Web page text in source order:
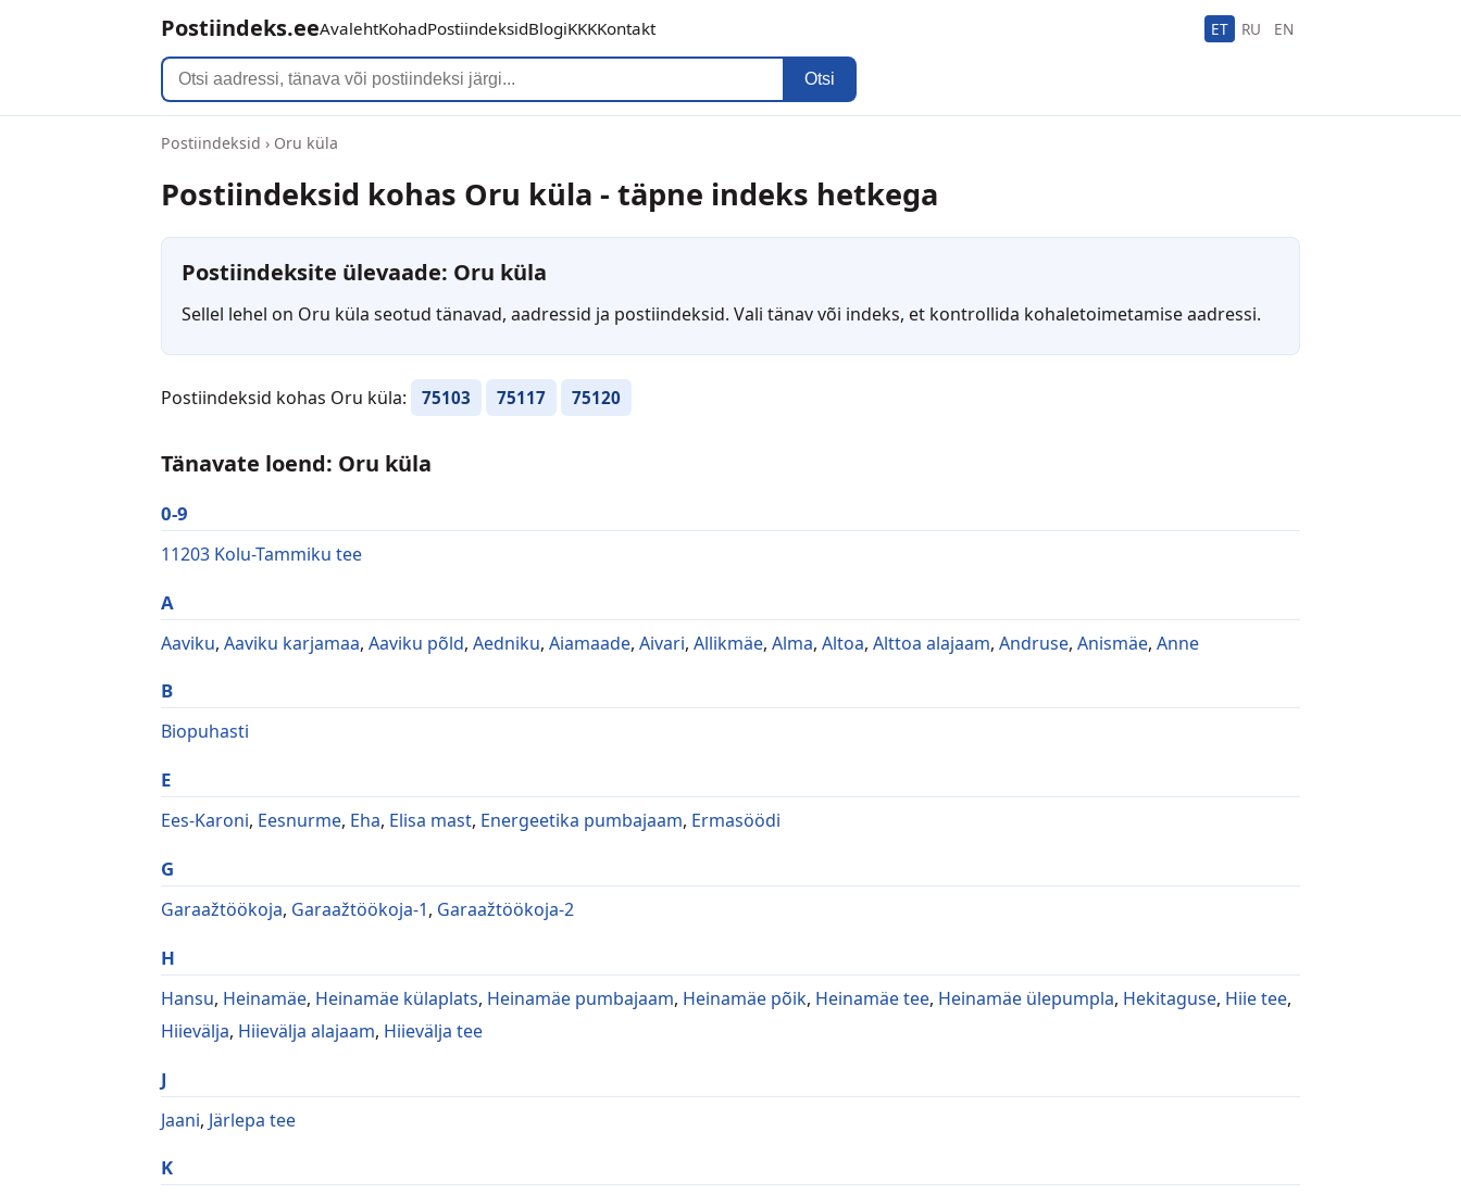
Postiindeks.eeAvalehtKohadPostiindeksidBlogiKKKKontakt ET RU EN
Otsi
Postiindeksid › Oru küla
Postiindeksid kohas Oru küla - täpne indeks hetkega
Postiindeksite ülevaade: Oru küla
Sellel lehel on Oru küla seotud tänavad, aadressid ja postiindeksid. Vali tänav või indeks, et kontrollida kohaletoimetamise aadressi.
Postiindeksid kohas Oru küla: 75103 75117 75120
Tänavate loend: Oru küla
0-9
11203 Kolu-Tammiku tee
A
Aaviku, Aaviku karjamaa, Aaviku põld, Aedniku, Aiamaade, Aivari, Allikmäe, Alma, Altoa, Alttoa alajaam, Andruse, Anismäe, Anne
B
Biopuhasti
E
Ees-Karoni, Eesnurme, Eha, Elisa mast, Energeetika pumbajaam, Ermasöödi
G
Garaažtöökoja, Garaažtöökoja-1, Garaažtöökoja-2
H
Hansu, Heinamäe, Heinamäe külaplats, Heinamäe pumbajaam, Heinamäe põik, Heinamäe tee, Heinamäe ülepumpla, Hekitaguse, Hiie tee,
Hiievälja, Hiievälja alajaam, Hiievälja tee
J
Jaani, Järlepa tee
K